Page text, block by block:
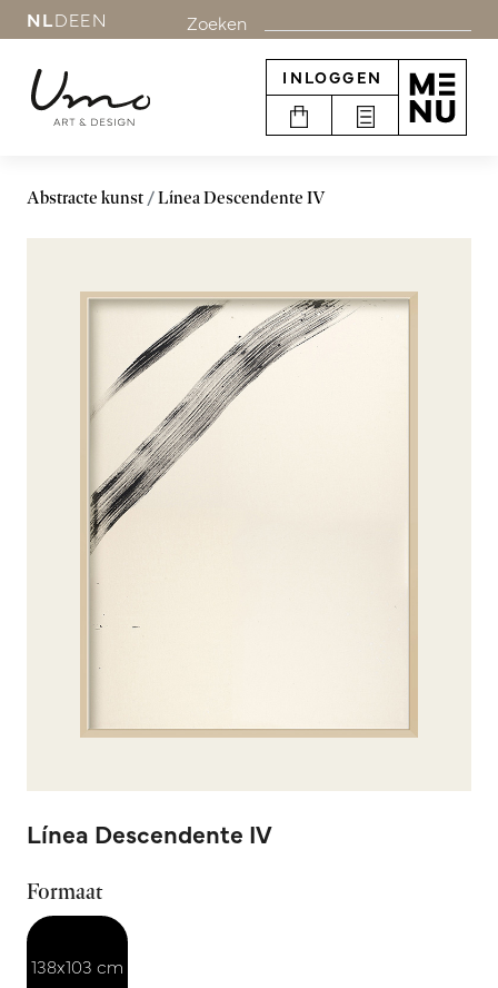
NLDEEN Zoeken
INLOGGEN
Abstracte kunst Línea Descendente IV
Línea Descendente IV
Formaat
138x103 cm